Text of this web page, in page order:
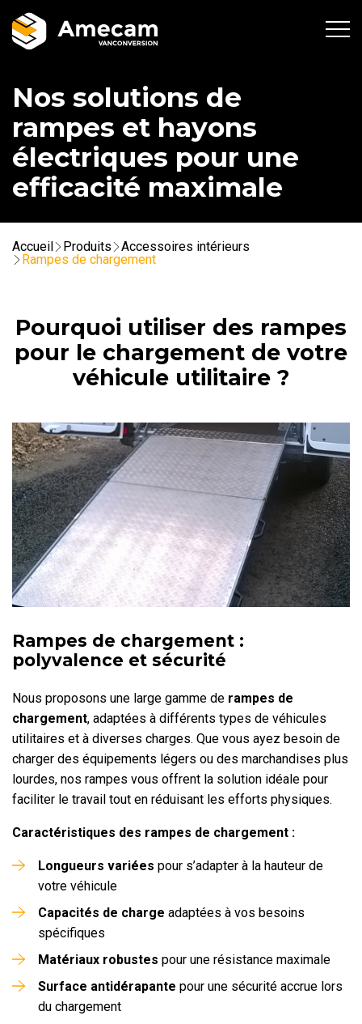
Nos solutions de
rampes et hayons
électriques pour une
efficacité maximale
Accueil Produits
Accessoires intérieurs
Rampes de chargement
Pourquoi utiliser des rampes
pour le chargement de votre
véhicule utilitaire ?
Rampes de chargement :
polyvalence et sécurité
Nous proposons une large gamme de rampes de
chargement, adaptées à différents types de véhicules
utilitaires et à diverses charges. Que vous ayez besoin de
charger des équipements légers ou des marchandises plus
lourdes, nos rampes vous offrent la solution idéale pour
faciliter le travail tout en réduisant les efforts physiques.
Caractéristiques des rampes de chargement :
Longueurs variées pour s’adapter à la hauteur de
votre véhicule
Capacités de charge adaptées à vos besoins
spécifiques
Matériaux robustes pour une résistance maximale
Surface antidérapante pour une sécurité accrue lors
du chargement